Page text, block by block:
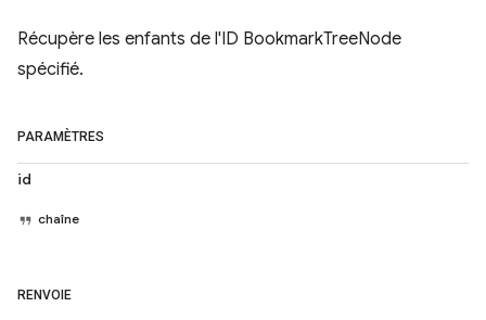
Récupère les enfants de l'ID BookmarkTreeNode
spécifié.
PARAMÈTRES
id
chaîne
RENVOIE